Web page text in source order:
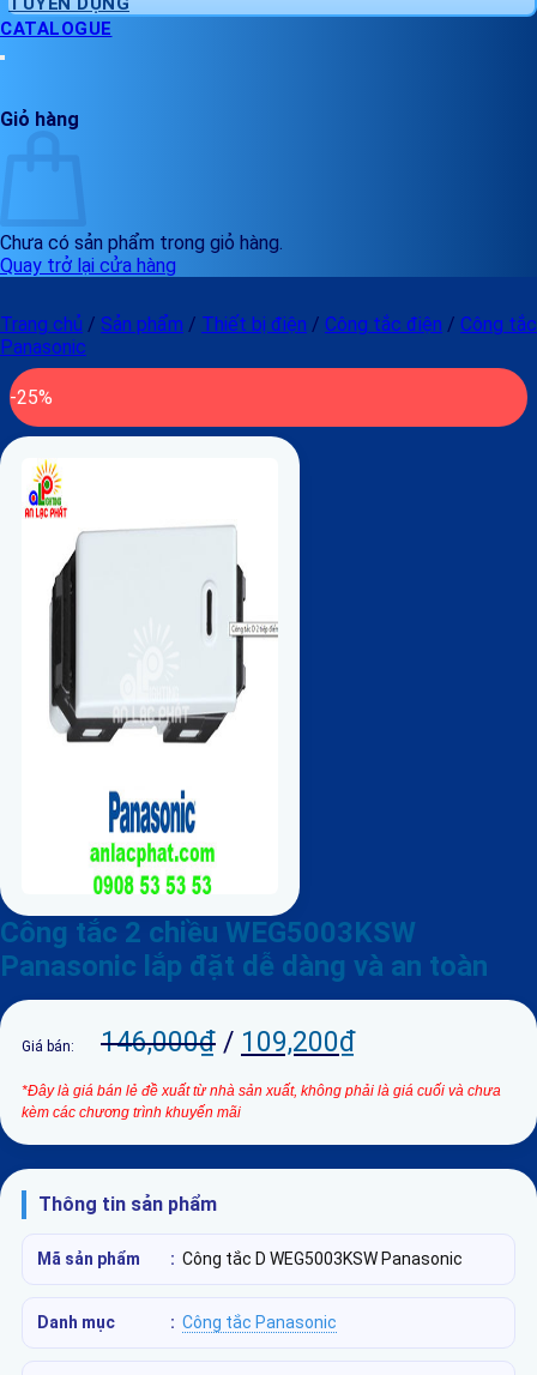
CATALOGUE
Giỏ hàng
Chưa có sản phẩm trong giỏ hàng.
Quay trở lại cửa hàng
Trang chủ / Sản phẩm / Thiết bị điện / Công tắc điện / Công tắc
Panasonic
-25%
Công tắc 2 chiều WEG5003KSW
Panasonic lắp đặt dễ dàng và an toàn
Giá bán: 146,000₫ / 109,200₫
*Đây là giá bán lẻ đề xuất từ nhà sản xuất, không phải là giá cuối và chưa
kèm các chương trình khuyến mãi
Thông tin sản phẩm
Mã sản phẩm : Công tắc D WEG5003KSW Panasonic
Danh mục : Công tắc Panasonic